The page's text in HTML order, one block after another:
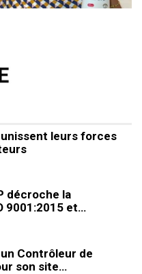
unissent leurs forces
décroche la
9001:2015 et…
Contrôleur de
son site…